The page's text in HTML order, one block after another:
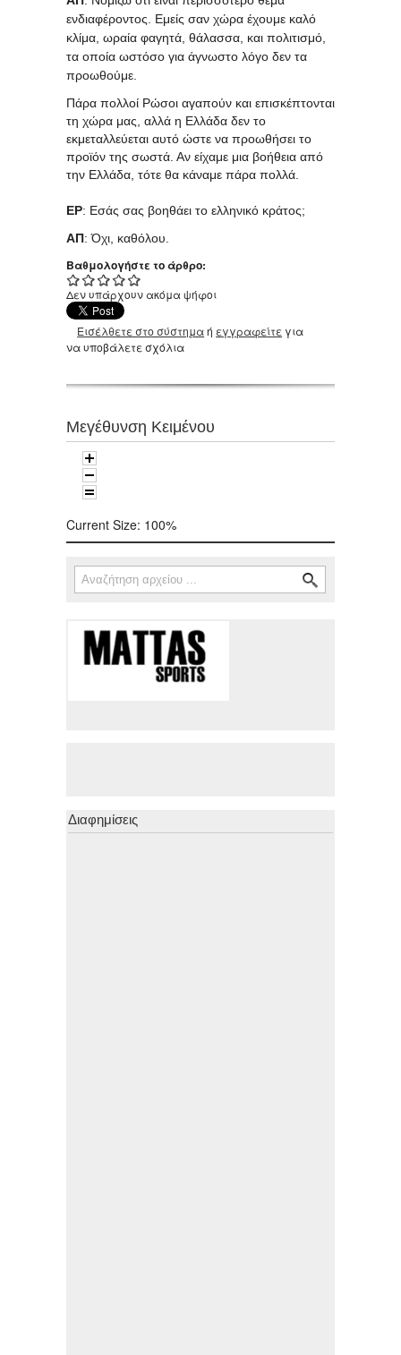
ενδιαφέροντος. Εμείς σαν χώρα έχουμε καλό
κλίμα, ωραία φαγητά, θάλασσα, και πολιτισμό,
τα οποία ωστόσο για άγνωστο λόγο δεν τα
προωθούμε.
Πάρα πολλοί Ρώσοι αγαπούν και επισκέπτονται
τη χώρα μας, αλλά η Ελλάδα δεν το
εκμεταλλεύεται αυτό ώστε να προωθήσει το
προϊόν της σωστά. Αν είχαμε μια βοήθεια από
την Ελλάδα, τότε θα κάναμε πάρα πολλά.
ΕΡ: Εσάς σας βοηθάει το ελληνικό κράτος;
ΑΠ: Όχι, καθόλου.
Βαθμολογήστε το άρθρο:
Δεν υπάρχουν ακόμα ψήφοι
Εισέλθετε στο σύστημαή εγγραφείτε για
να υποβάλετε σχόλια
Μεγέθυνση Κειμένου
Current Size: 100%
Φόρμα αναζήτησης
Αναζήτηση
Διαφημίσεις